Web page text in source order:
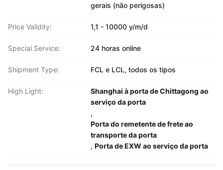
gerais (não perigosas)
Price Validity: 1,1 - 10000 y/m/d
Special Service: 24 horas online
Shipment Type: FCL e LCL, todos os tipos
High Light:
Shanghai à porta de Chittagong ao
serviço da porta
,
Porta do remetente de frete ao
transporte da porta
, Porta de EXW ao serviço da porta